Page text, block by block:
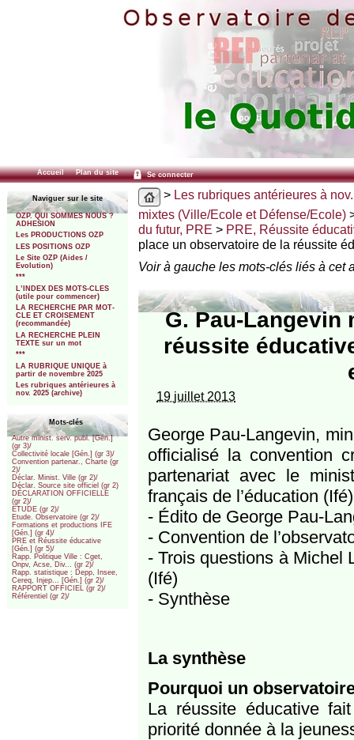
Accueil Plan du site Se connecter
Naviguer sur le site
OZP. QUI SOMMES NOUS ?
ADHESION
Les PRODUCTIONS OZP
LES POSITIONS OZP
Le Site OZP (Aides /
Evolution)
***
L’INDEX DES MOTS-CLES
(utile pour commencer)
LA RECHERCHE PAR MOT-
CLE ET CROISEMENT
(recommandée)
LA RECHERCHE PLEIN
TEXTE sur un mot
***
LA RUBRIQUE UNIQUE à
partir de novembre 2025
Les rubriques antérieures à
nov. 2025 (archive)
Mots-clés
Autre minist. serv. publ. [Gén.]
(gr 3)/
Collectivité locale [Gén.] (gr 3)/
Convention partenar., Charte (gr
2)/
Déclar. Minist. Ville (gr 2)/
Déclar. Source site officiel (gr 2)
DÉCLARATION OFFICIELLE
(gr 2)/
ETUDE (gr 2)/
Etude. Observatoire (gr 2)/
Formations et productions IFE
[Gén.] (gr 4)/
PRE et Réussite éducative
[Gén.] (gr 5)/
Rapp. Politique Ville : Cget,
Onpv, Acse, Div... (gr 2)/
Rapp. statistique : Depp, Insee,
Cereq, Injep... [Gén.] (gr 2)/
RAPPORT OFFICIEL (gr 2)/
Référentiel (gr 2)/
> Les rubriques antérieures à
mixtes (Ville/Ecole et Défense/Ecole)
du futur, PRE > PRE, Réussite
place un observatoire de la réussite
Voir à gauche les mots-clés liés à cet
G. Pau-Langevin
réussite
19 juillet 2013
George Pau-Langevin,
officialisé la convention
partenariat avec le
français de l’éducation (Ifé)
- Édito de George Pau-
- Convention de
- Trois questions à Michel
(Ifé)
- Synthèse
La synthèse
Pourquoi un
La réussite éducative
priorité donnée à la